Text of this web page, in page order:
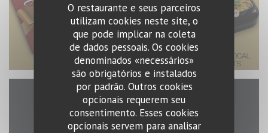
O restaurante e seus parceiros
utilizam cookies neste site, o
que pode implicar na coleta
de dados pessoais. Os cookies
denominados «necessários»
são obrigatórios e instalados
por padrão. Outros cookies
opcionais requerem seu
consentimento. Esses cookies
opcionais servem para analisar
Mapa e Contacto
37B, Ave. John F. Kennedy L-1855 Luxembourg